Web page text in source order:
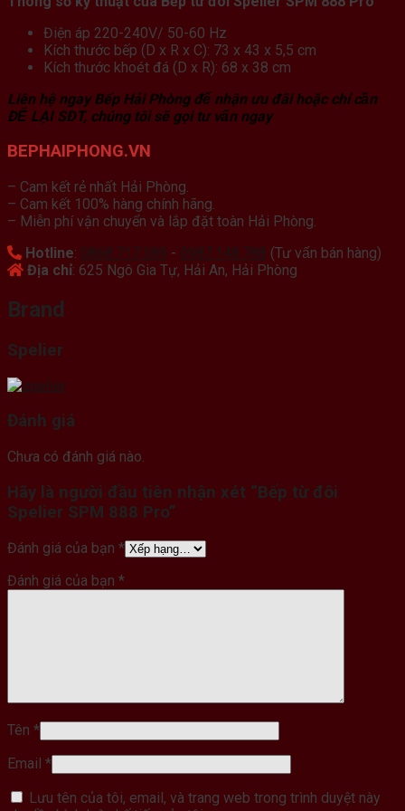
Điện áp 220-240V/ 50-60 Hz
Kích thước bếp (D x R x C): 73 x 43 x 5,5 cm
Kích thước khoét đá (D x R): 68 x 38 cm
Liên hệ ngay Bếp Hải Phòng để nhận ưu đãi hoặc chỉ cần
ĐỂ LẠI SĐT, chúng tôi sẽ gọi tư vấn ngay
BEPHAIPHONG.VN
– Cam kết rẻ nhất Hải Phòng.
– Cam kết 100% hàng chính hãng.
– Miễn phí vận chuyển và lắp đặt toàn Hải Phòng.
Hotline: 0868.717.389 - 0987.148.788 (Tư vấn bán hàng)
Địa chỉ: 625 Ngô Gia Tự, Hải An, Hải Phòng
Brand
Spelier
Đánh giá
Chưa có đánh giá nào.
Hãy là người đầu tiên nhận xét “Bếp từ đôi
Spelier SPM 888 Pro”
Đánh giá của bạn *
Đánh giá của bạn *
Tên *
Email *
Lưu tên của tôi, email, và trang web trong trình duyệt này